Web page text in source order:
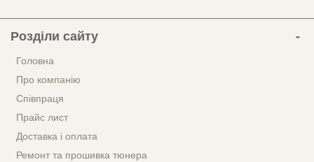
Розділи сайту
Головна
Про компанію
Співпраця
Прайс лист
Доставка і оплата
Ремонт та прошивка тюнера